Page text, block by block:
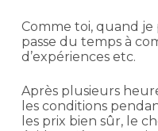
Comme toi, quand je
passe du temps à
d’expériences etc.
Après plusieurs
les conditions
les prix bien sûr, le